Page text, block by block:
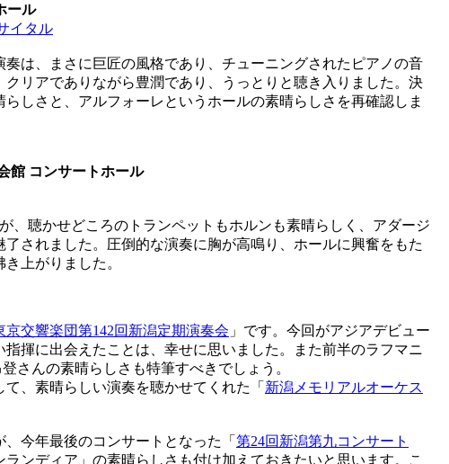
ール
イタル
は、まさに巨匠の風格であり、チューニングされたピアノの音
リアでありながら豊潤であり、うっとりと聴き入りました。決
しさと、アルフォーレというホールの素晴らしさを再確認しま
館 コンサートホール
、聴かせどころのトランペットもホルンも素晴らしく、アダージ
されました。圧倒的な演奏に胸が高鳴り、ホールに興奮をもた
上がりました。
京交響楽団第142回新潟定期演奏会 」です。今回がアジアデビュー
揮に出会えたことは、幸せに思いました。また前半のラフマニ
さんの素晴らしさも特筆すべきでしょう。
、素晴らしい演奏を聴かせてくれた「 新潟メモリアルオーケス
今年最後のコンサートとなった「 第24回新潟第九コンサート
ンディア」の素晴らしさも付け加えておきたいと思います。こ